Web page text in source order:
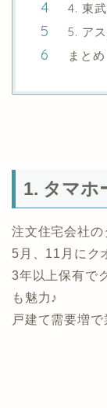
4. 東
5. ア
まとめ
1. タマホ
注文住宅会社の
5月、11月にク
3年以上保有で
も魅力♪
戸建て需要増で